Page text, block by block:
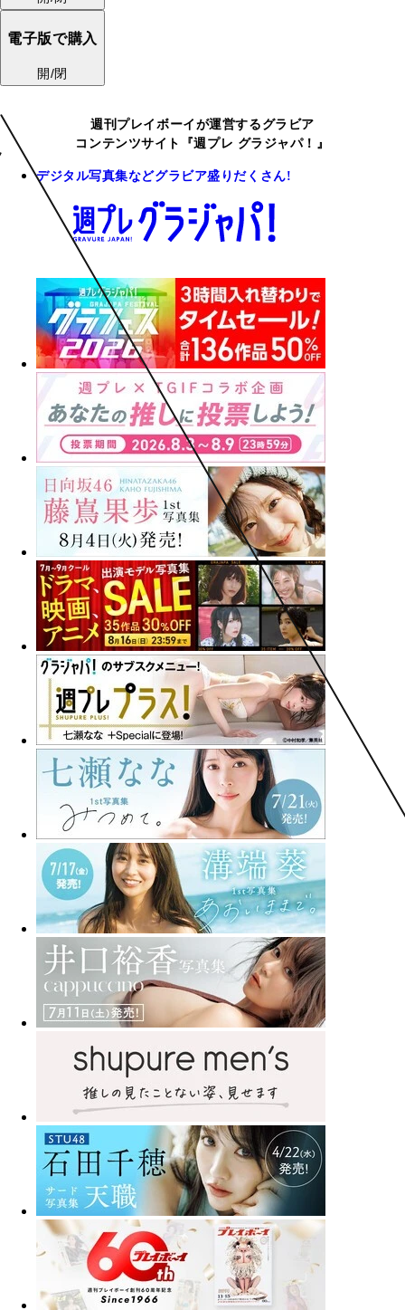
電子版で購入
開/閉
週刊プレイボーイが運営するグラビア
コンテンツサイト『週プレ グラジャパ！』
デジタル写真集などグラビア盛りだくさん!